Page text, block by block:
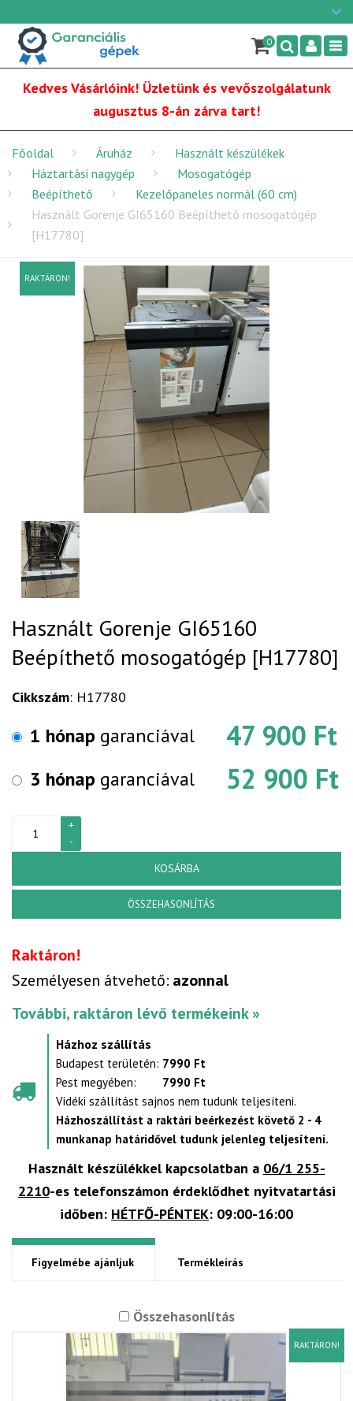
×
0
Kedves Vásárlóink! Üzletünk és vevőszolgálatunk
augusztus 8-án zárva tart!
Főoldal Áruház
Használt készülékek
Háztartási nagygép
Mosogatógép
Beépíthető
Kezelőpaneles normál (60 cm)
Használt Gorenje GI65160 Beépíthető mosogatógép
[H17780]
RAKTÁRON!
Használt Gorenje GI65160
Beépíthető mosogatógép [H17780]
Cikkszám: H17780
1 hónap garanciával 47 900 Ft
3 hónap garanciával 52 900 Ft
KOSÁRBA
ÖSSZEHASONLÍTÁS
Raktáron!
Személyesen átvehető: azonnal
További, raktáron lévő termékeink »
Házhoz szállítás
Budapest területén: 7990 Ft
Pest megyében:
7990 Ft
Vidéki szállítást sajnos nem tudunk teljesíteni.
Házhoszállítást a raktári beérkezést követő 2 - 4
munkanap határidővel tudunk jelenleg teljesíteni.
Használt készülékkel kapcsolatban a 06/1 255-
2210-es telefonszámon érdeklődhet nyitvatartási
időben: HÉTFŐ-PÉNTEK: 09:00-16:00
Figyelmébe ajánljuk Termékleírás
Összehasonlítás
RAKTÁRON!